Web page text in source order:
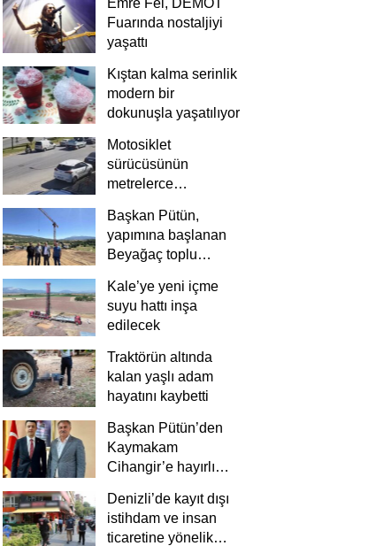
Emre Fel, DEMOT
Fuarında nostaljiyi
yaşattı
Kıştan kalma serinlik
modern bir
dokunuşla yaşatılıyor
Motosiklet
sürücüsünün
metrelerce
güvenlik
kamerasında
Başkan Pütün,
yapımına başlanan
Beyağaç toplu
Kale’ye yeni içme
suyu hattı inşa
edilecek
Traktörün altında
kalan yaşlı adam
hayatını kaybetti
Başkan Pütün’den
Kaymakam
Cihangir’e hayırlı
Denizli’de kayıt dışı
istihdam ve insan
ticaretine yönelik